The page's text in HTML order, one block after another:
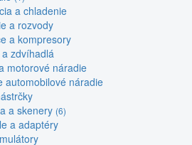
a chladenie
a rozvody
a kompresory
zdvíhadlá
motorové náradie
automobilové náradie
a skenery (6)
a adaptéry